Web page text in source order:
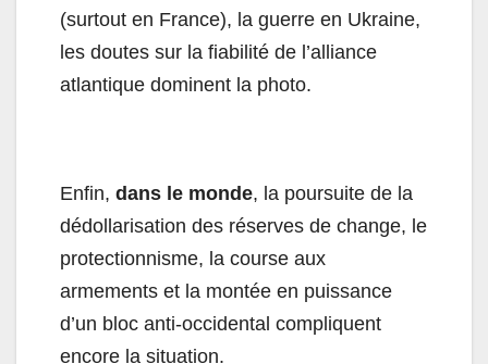
(surtout en France), la guerre en Ukraine,
les doutes sur la fiabilité de l’alliance
atlantique dominent la photo.
Enfin, dans le monde, la poursuite de la
dédollarisation des réserves de change, le
protectionnisme, la course aux
armements et la montée en puissance
d’un bloc anti-occidental compliquent
encore la situation.